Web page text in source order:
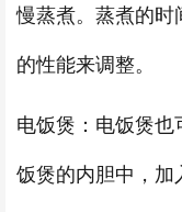
慢蒸煮。蒸煮的时
的性能来调整。
电饭煲：电饭煲
饭煲的内胆中，加